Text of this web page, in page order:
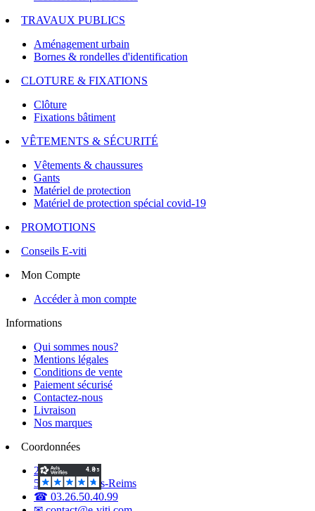
TRAVAUX PUBLICS
Aménagement urbain
Bornes & rondelles d'identification
CLOTURE & FIXATIONS
Clôture
Fixations bâtiment
VÊTEMENTS & SÉCURITÉ
Vêtements & chaussures
Gants
Matériel de protection
Matériel de protection spécial covid-19
PROMOTIONS
Conseils E-viti
Mon Compte
Accéder à mon compte
Informations
Qui sommes nous?
Mentions légales
Conditions de vente
Paiement sécurisé
Contactez-nous
Livraison
Nos marques
Coordonnées
2 Voie d'Isles
51420 Witry-lès-Reims
☎ 03.26.50.40.99